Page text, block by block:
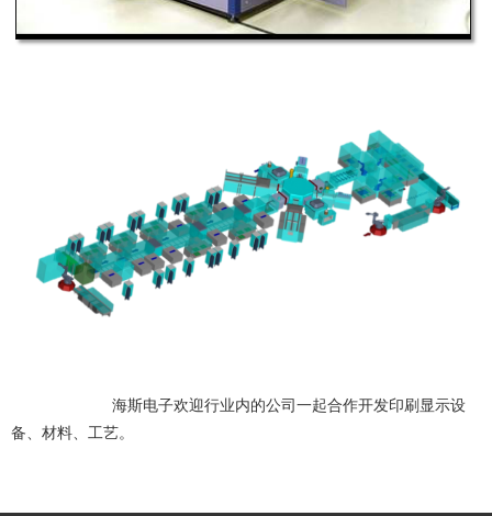
海斯电子欢迎行业内的公司一起合作开发印刷显示设
备、材料、工艺。